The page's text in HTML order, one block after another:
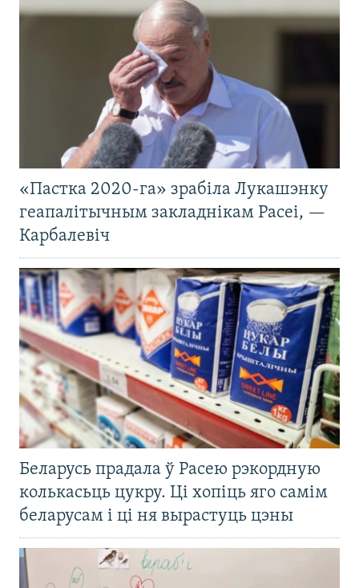
«Пастка 2020-га» зрабіла Лукашэнку
геапалітычным закладнікам Расеі, —
Карбалевіч
Беларусь прадала ў Расею рэкордную
колькасьць цукру. Ці хопіць яго самім
беларусам і ці ня вырастуць цэны